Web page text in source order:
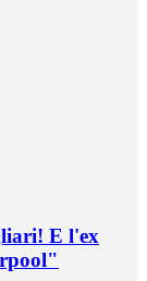
E l'ex